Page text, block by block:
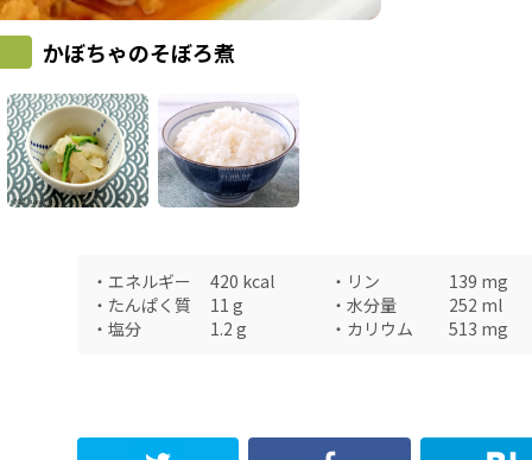
かぼちゃのそぼろ煮
・ エネルギー 420 kcal ・ リン 139 mg
・ たんぱく質 11 g ・ 水分量 252 ml
・ 塩分 1.2 g ・ カリウム 513 mg